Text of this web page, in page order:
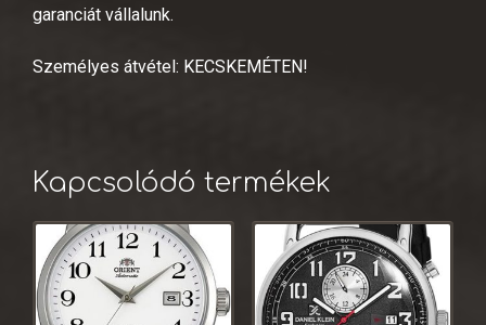
garanciát vállalunk.
Személyes átvétel: KECSKEMÉTEN!
Kapcsolódó termékek